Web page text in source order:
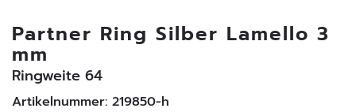
Partner Ring Silber Lamello 3
mm
Ringweite 64
Artikelnummer: 219850-h